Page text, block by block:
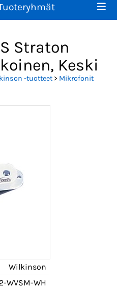
Straton
Keski
-tuotteet> Mikrofonit
Wilkinson
WVSM-WH